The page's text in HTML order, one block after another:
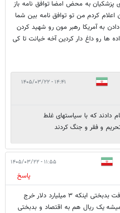
پزشکیان به محض امضا توافق نامه باز
کردم من تو توافق نامه بین شما
به آمریکا رهبر مون رو شهید کردن
ها رو داغ دار کردین آخه خیانت تا کی
۱۴:۴۱ - ۱۴۰۵/۰۳/۲۲
دادند که با سیاستهای غلط
و فقر و جنگ کردند
۱۱:۵۵ - ۱۴۰۵/۰۳/۲۲
پاسخ
پول رو گرفتید و همه چی رو دادید رفت بدبختی اینکه ۳ میلیارد دلار خرج
میشه یک ریال هم به اقتصاد و بدبختی